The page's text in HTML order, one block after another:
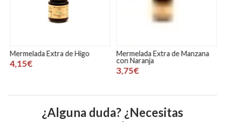
Mermelada Extra de Higo
4,15€
Mermelada Extra de Manzana
con Naranja
3,75€
¿Alguna duda? ¿Necesitas